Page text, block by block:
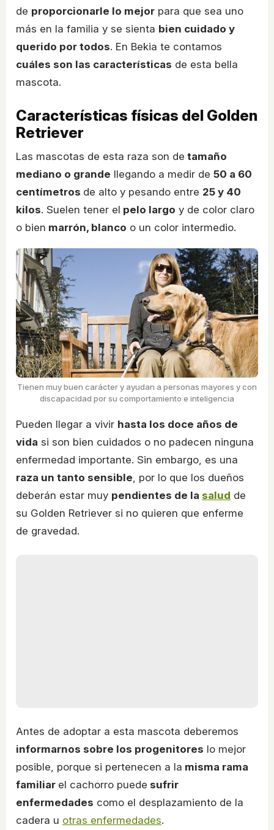
de proporcionarle lo mejor para que sea uno
más en la familia y se sienta bien cuidado y
querido por todos. En Bekia te contamos
cuáles son las características de esta bella
mascota.
Características físicas del Golden
Retriever
Las mascotas de esta raza son de tamaño
mediano o grande llegando a medir de 50 a 60
centímetros de alto y pesando entre 25 y 40
kilos. Suelen tener el pelo largo y de color claro
o bien marrón, blanco o un color intermedio.
Tienen muy buen carácter y ayudan a personas mayores y con
discapacidad por su comportamiento e inteligencia
Pueden llegar a vivir hasta los doce años de
vida si son bien cuidados o no padecen ninguna
enfermedad importante. Sin embargo, es una
raza un tanto sensible , por lo que los dueños
deberán estar muy pendientes de la salud de
su Golden Retriever si no quieren que enferme
de gravedad.
Antes de adoptar a esta mascota deberemos
informarnos sobre los progenitores lo mejor
posible, porque si pertenecen a la misma rama
familiar el cachorro puede sufrir
enfermedades como el desplazamiento de la
cadera u otras enfermedades.